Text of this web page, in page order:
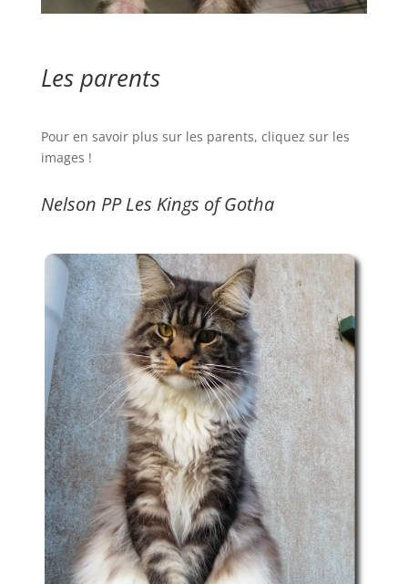
Les parents
Pour en savoir plus sur les parents, cliquez sur les
images !
Nelson PP Les Kings of Gotha